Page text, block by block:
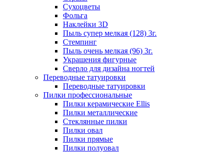
Сухоцветы
Фольга
Наклейки 3D
Пыль супер мелкая (128) 3г.
Стемпинг
Пыль очень мелкая (96) 3г.
Украшения фигурные
Сверло для дизайна ногтей
Переводные татуировки
Переводные татуировки
Пилки профессиональные
Пилки керамические Ellis
Пилки металлические
Стеклянные пилки
Пилки овал
Пилки прямые
Пилки полуовал